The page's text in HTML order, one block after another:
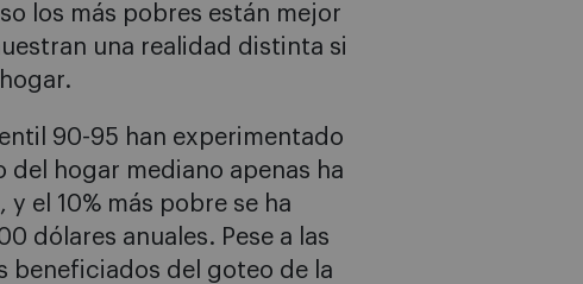
los más pobres están mejor
una realidad distinta si
90-95 han experimentado
hogar mediano apenas ha
el 10% más pobre se ha
dólares anuales. Pese a las
beneficiados del goteo de la